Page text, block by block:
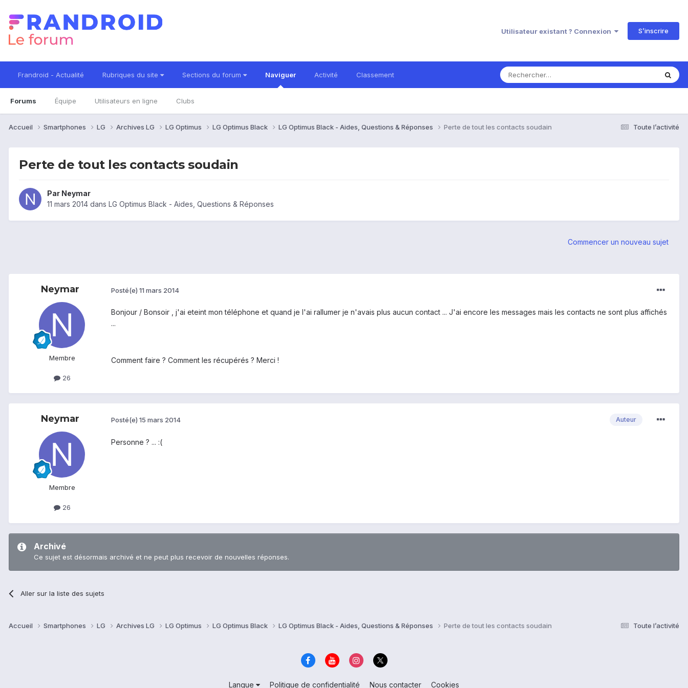
Utilisateur existant ? Connexion S’inscrire
Frandroid - Actualité Rubriques du site Sections du forum Naviguer
Forums Équipe Utilisateurs en ligne Clubs
Activité Classement
Toute l’activité
Accueil Smartphones LG Archives LG LG Optimus LG Optimus Black LG Optimus Black - Aides, Questions & Réponses Perte de tout les contacts soudain
Perte de tout les contacts soudain
Par Neymar
11 mars 2014 dans LG Optimus Black - Aides, Questions & Réponses
Commencer un nouveau sujet
Neymar
Membre
26
Posté(e) 11 mars 2014
Bonjour / Bonsoir , j'ai eteint mon téléphone et quand je l'ai rallumer je n'avais plus aucun contact ... J'ai encore les messages mais les contacts ne sont plus affichés
...
Comment faire ? Comment les récupérés ? Merci !
Neymar
Membre
26
Auteur
Posté(e) 15 mars 2014
Personne ? ... :(
Archivé
Ce sujet est désormais archivé et ne peut plus recevoir de nouvelles réponses.
Aller sur la liste des sujets
Toute l’activité
Accueil Smartphones LG Archives LG LG Optimus LG Optimus Black LG Optimus Black - Aides, Questions & Réponses Perte de tout les contacts soudain
Langue Politique de confidentialité Nous contacter Cookies